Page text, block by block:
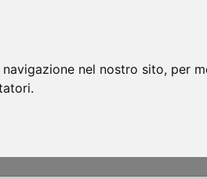
nel nostro sito, per